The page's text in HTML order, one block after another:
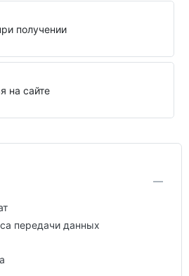
получении
на сайте
передачи данных